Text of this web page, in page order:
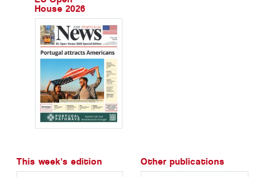
House 2026
This week's edition Other publications